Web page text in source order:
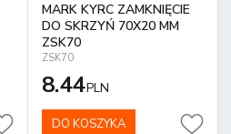
MARK KYRC ZAMKNIĘCIE
DO SKRZYŃ 70X20 MM
ZSK70
ZSK70
8.44PLN
DO KOSZYKA